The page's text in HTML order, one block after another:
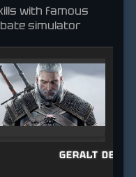
with famous
simulator
GERALT DE